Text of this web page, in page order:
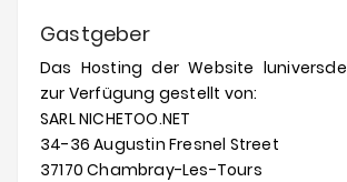
Gastgeber
Das Hosting der Website
zur Verfügung gestellt von:
SARL NICHETOO.NET
34-36 Augustin Fresnel Street
37170 Chambray-Les-Tours